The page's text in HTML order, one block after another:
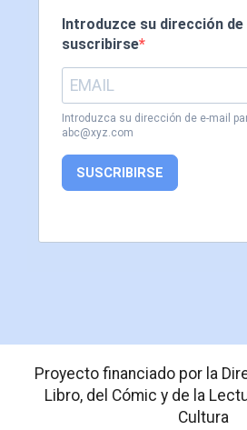
Introduzce su dirección
suscribirse
Introduzca su dirección de e-mail
abc@xyz.com
SUSCRIBIRSE
Proyecto financiado por la
Libro, del Cómic y de la
Cultura